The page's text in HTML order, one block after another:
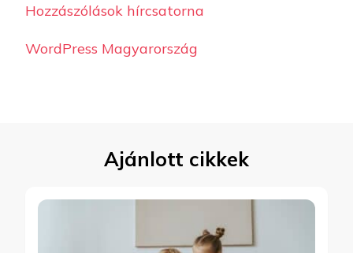
Hozzászólások hírcsatorna
WordPress Magyarország
Ajánlott cikkek